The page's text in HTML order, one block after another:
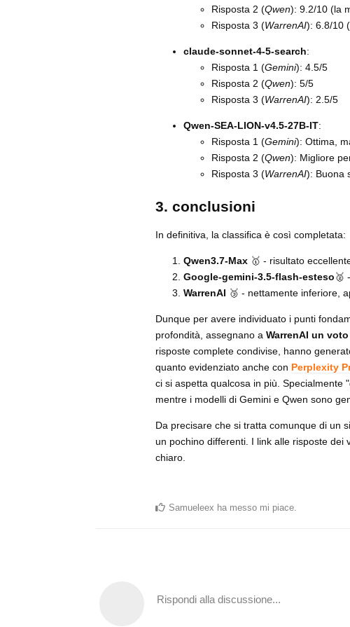
Risposta 2 (Qwen): 9.2/10 (la
Risposta 3 (WarrenAI): 6.8/10
claude-sonnet-4-5-search:
Risposta 1 (Gemini): 4.5/5
Risposta 2 (Qwen): 5/5
Risposta 3 (WarrenAI): 2.5/5
Qwen-SEA-LION-v4.5-27B-IT:
Risposta 1 (Gemini): Ottima,
Risposta 2 (Qwen): Migliore
Risposta 3 (WarrenAI): Buona
3. conclusioni
In definitiva, la classifica è così completata:
Qwen3.7-Max 🥇 - risultato
Google-gemini-3.5-flash-esteso🥈
WarrenAI 🥉 - nettamente inferiore,
Dunque per avere individuato i punti
profondità, assegnano a WarrenAI un
risposte complete condivise, hanno
quanto evidenziato anche con Perplexity
ci si aspetta qualcosa in più. Specialmente
mentre i modelli di Gemini e Qwen sono
Da precisare che si tratta comunque di un
un pochino differenti. I link alle risposte
chiaro.
Samueleex ha messo mi piace.
Rispondi alla discussione...